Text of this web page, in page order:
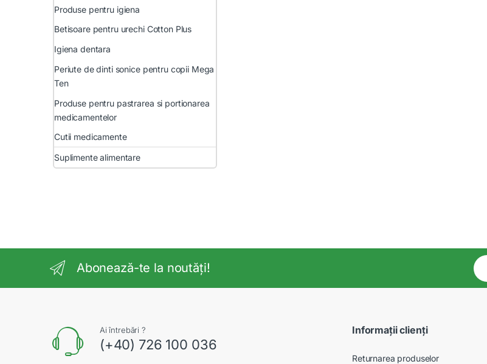
Produse pentru igiena
Betisoare pentru urechi Cotton Plus
Igiena dentara
Periute de dinti sonice pentru copii Mega
Ten
Produse pentru pastrarea si portionarea
medicamentelor
Cutii medicamente
Suplimente alimentare
Abonează-te la noutăți!
Ai întrebări ?
(+40) 726 100 036
Informații clienți
Returnarea produselor